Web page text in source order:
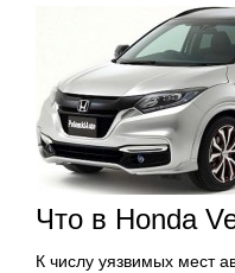
Что в Honda
К числу уязвимых мест